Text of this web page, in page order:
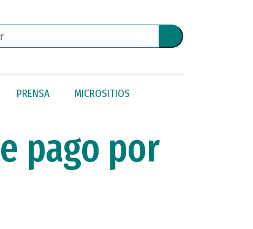
PRENSA MICROSITIOS
pago por